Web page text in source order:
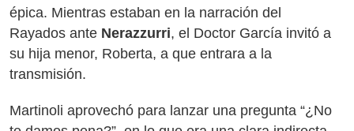
épica. Mientras estaban en la narración del
Rayados ante Nerazzurri, el Doctor García invitó a
su hija menor, Roberta, a que entrara a la
transmisión.
Martinoli aprovechó para lanzar una pregunta “¿No